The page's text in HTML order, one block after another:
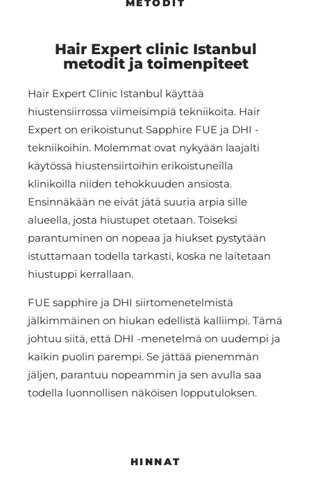
METODIT
Hair Expert clinic Istanbul
metodit ja toimenpiteet
Hair Expert Clinic Istanbul käyttää
hiustensiirrossa viimeisimpiä tekniikoita. Hair
Expert on erikoistunut Sapphire FUE ja DHI -
tekniikoihin. Molemmat ovat nykyään laajalti
käytössä hiustensiirtoihin erikoistuneilla
klinikoilla niiden tehokkuuden ansiosta.
Ensinnäkään ne eivät jätä suuria arpia sille
alueella, josta hiustupet otetaan. Toiseksi
parantuminen on nopeaa ja hiukset pystytään
istuttamaan todella tarkasti, koska ne laitetaan
hiustuppi kerrallaan.
FUE sapphire ja DHI siirtomenetelmistä
jälkimmäinen on hiukan edellistä kalliimpi. Tämä
johtuu siitä, että DHI -menetelmä on uudempi ja
kaikin puolin parempi. Se jättää pienemmän
jäljen, parantuu nopeammin ja sen avulla saa
todella luonnollisen näköisen lopputuloksen.
HINNAT